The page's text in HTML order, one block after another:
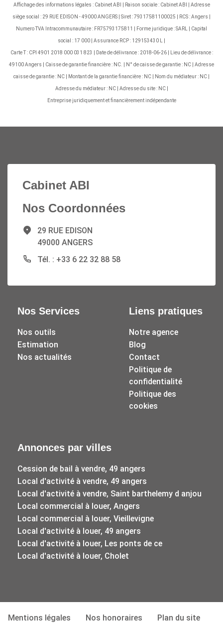
Affichage des informations légales : Cabinet ABI | Raison sociale : Cabinet ABI | Adresse
siège social : 29 RUE EDISON - 49000 ANGERS | Siret : 79317581100025 | RCS : Angers |
Numero TVA Intracommunautaire : FR75793175811 | Forme juridique : SARL | Capital
social : 17 000 | Assurance RCP : 129153430 L |
Carte T : CPI 4901 2018 000 031 823 | Date de délivrance : 2018-06-26 | Lieu de délivrance :
49100 Angers | Caisse de garantie financière : NC. | N° de caisse de garantie : NC | Adresse
caisse de garantie : NC | Montant de la garantie financière : NC | Nom du médiateur : NC |
Adresse du médiateur : NC | Adresse du site : NC |
Entreprise juridiquement et financièrement indépendante
Cabinet ABI
Nos Coordonnées
29 RUE EDISON
49000 ANGERS
Tél. : +33 6 22 32 88 58
Nos Services
Nos outils
Estimation
Nos actualités
Liens pratiques
Notre agence
Blog
Contact
Politique de
confidentialité
Politique des
cookies
Annonces par villes
Cession de bail à vendre, 49 angers
Local d'activité à vendre, 49 angers
Local d'activité à vendre, Saint barthelemy d anjou
Local commercial à louer, Angers
Local commercial à louer, Vieillevigne
Local d'activité à louer, 49 angers
Local d'activité à louer, Les ponts de ce
Local d'activité à louer, Cholet
Mentions légales Nos honoraires Plan du site